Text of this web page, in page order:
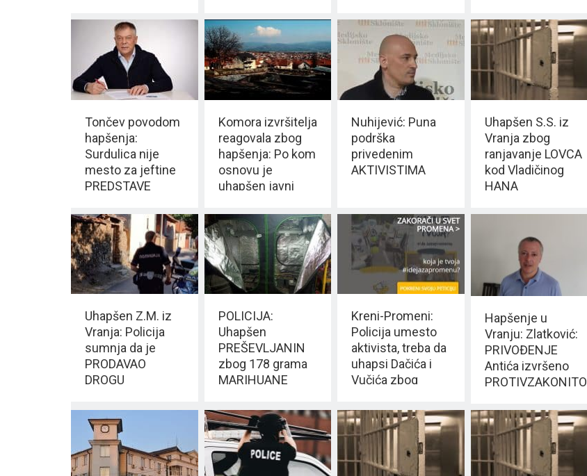
Tončev povodom
hapšenja:
Surdulica nije
mesto za jeftine
PREDSTAVE
Komora izvršitelja
reagovala zbog
hapšenja: Po kom
osnovu je
uhapšen javni
Vranju?
Nuhijević: Puna
podrška
privedenim
AKTIVISTIMA
Uhapšen S.S. iz
Vranja zbog
ranjavanje LOVCA
kod Vladičinog
HANA
Uhapšen Z.M. iz
Vranja: Policija
sumnja da je
PRODAVAO
DROGU
POLICIJA:
Uhapšen
PREŠEVLJANIN
zbog 178 grama
MARIHUANE
Kreni-Promeni:
Policija umesto
aktivista, treba da
uhapsi Dačića i
Vučića zbog
poretka
Hapšenje u
Vranju: Zlatković:
PRIVOĐENJE
Antića izvršeno
PROTIVZAKONITO